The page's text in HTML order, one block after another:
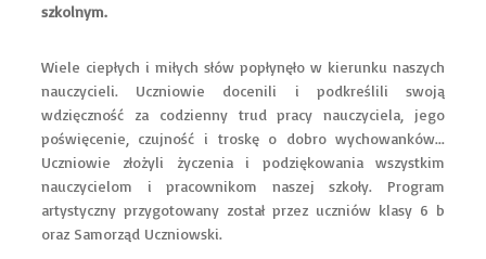
szkolnym.
Wiele ciepłych i miłych słów popłynęło w kierunku naszych
nauczycieli. Uczniowie docenili i podkreślili swoją
wdzięczność za codzienny trud pracy nauczyciela, jego
poświęcenie, czujność i troskę o dobro wychowanków...
Uczniowie złożyli życzenia i podziękowania wszystkim
nauczycielom i pracownikom naszej szkoły. Program
artystyczny przygotowany został przez uczniów klasy 6 b
oraz Samorząd Uczniowski.